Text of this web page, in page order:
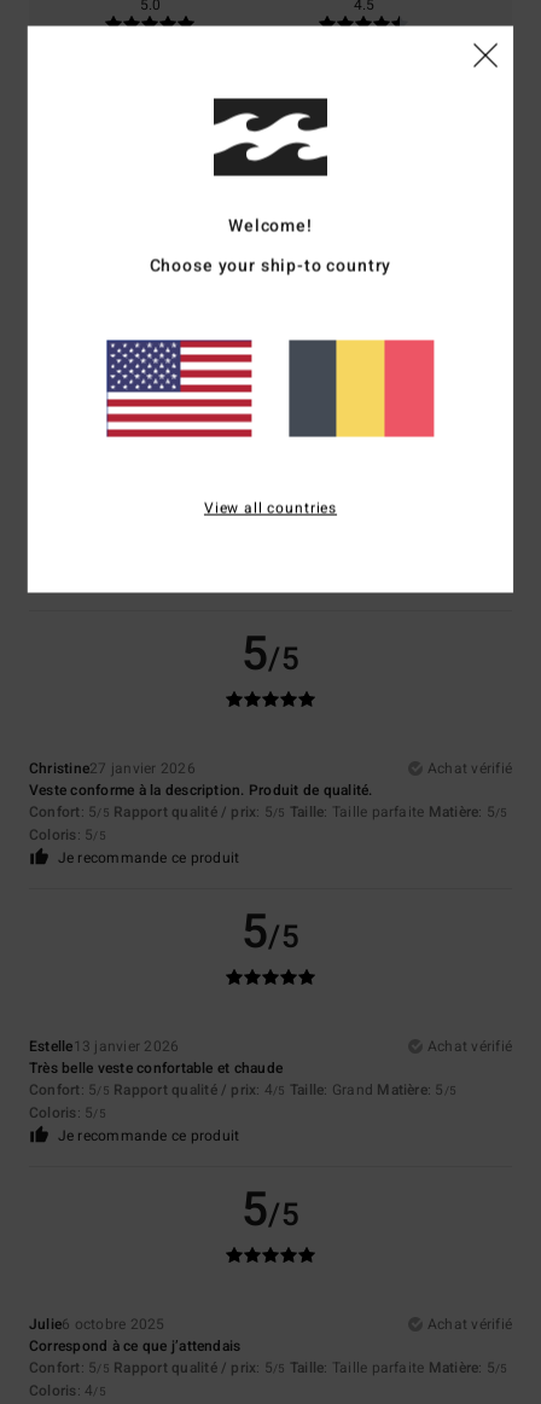
5.0 4.5
Trop grand
5 /5
Afficher original - Castellano
5/5
Christine27 janvier 2026
Achat vérifié
Veste conforme à la description. Produit de qualité.
Confort: 5/5 Rapport qualité / prix: 5/5 Taille: Taille parfaite Matière: 5/5
Coloris: 5/5
Je recommande ce produit
5/5
Estelle13 janvier 2026
Achat vérifié
Très belle veste confortable et chaude
Confort: 5/5 Rapport qualité / prix: 4/5 Taille: Grand Matière: 5 /5
Coloris: 5/5
Je recommande ce produit
5/5
Julie6 octobre 2025
Achat vérifié
Correspond à ce que j’attendais
Confort: 5/5 Rapport qualité / prix: 5/5 Taille: Taille parfaite Matière: 5/5
Coloris: 4/5
Welcome!
Choose your ship-to country
View all countries